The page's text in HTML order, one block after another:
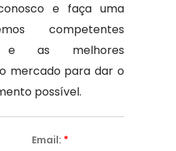
e faça uma
competentes
e as melhores
mercado para dar o
possível.
Email: *